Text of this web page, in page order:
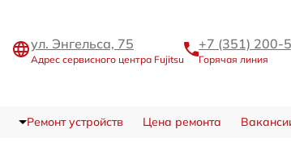
ул. Энгельса, 75
Адрес сервисного центра Fujitsu
+7 (351) 200-
Горячая линия
Ремонт устройств Цена ремонта